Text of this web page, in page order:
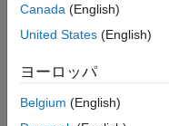
参考
setBehavior = set(
す。通常は、モックの
PropertySetBehavior
Canada (English)
United States (English)
ヨーロッパ
Belgium (English)